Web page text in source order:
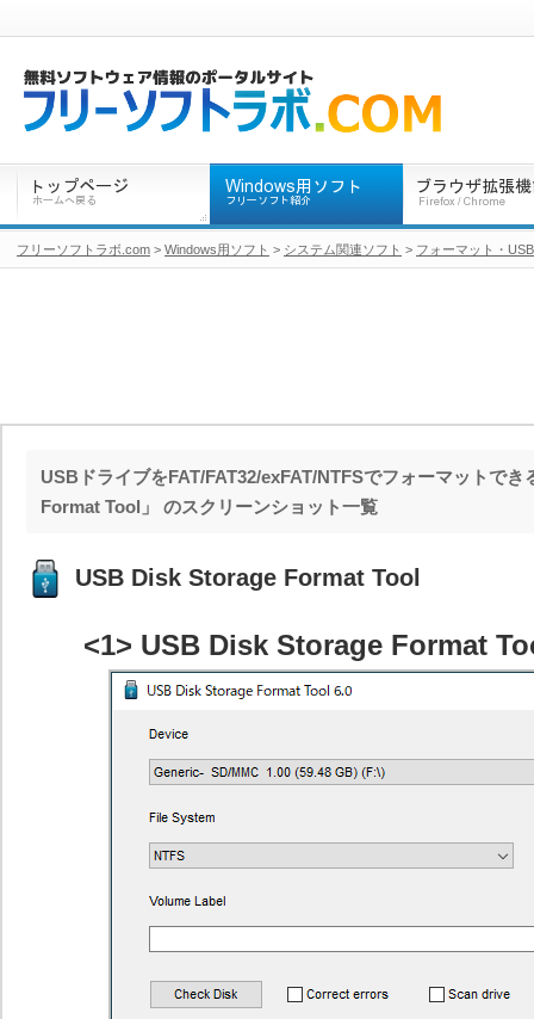
USBドライブをFAT/FAT32/exFAT/NTFSでフォーマットで
Format Tool」 のスクリーンショット一覧
USB Disk Storage Format Tool
<1> USB Disk Storage Format
フリーソフトラボ.com > Windows用ソフト > システム関連ソフト > フォーマット・